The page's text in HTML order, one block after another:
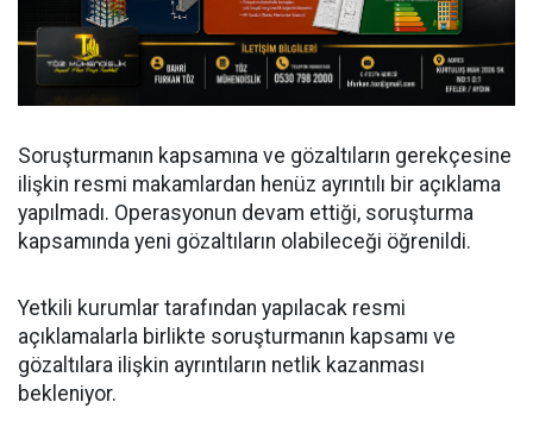
Soruşturmanın kapsamına ve gözaltıların gerekçesine
ilişkin resmi makamlardan henüz ayrıntılı bir açıklama
yapılmadı. Operasyonun devam ettiği, soruşturma
kapsamında yeni gözaltıların olabileceği öğrenildi.
Yetkili kurumlar tarafından yapılacak resmi
açıklamalarla birlikte soruşturmanın kapsamı ve
gözaltılara ilişkin ayrıntıların netlik kazanması
bekleniyor.